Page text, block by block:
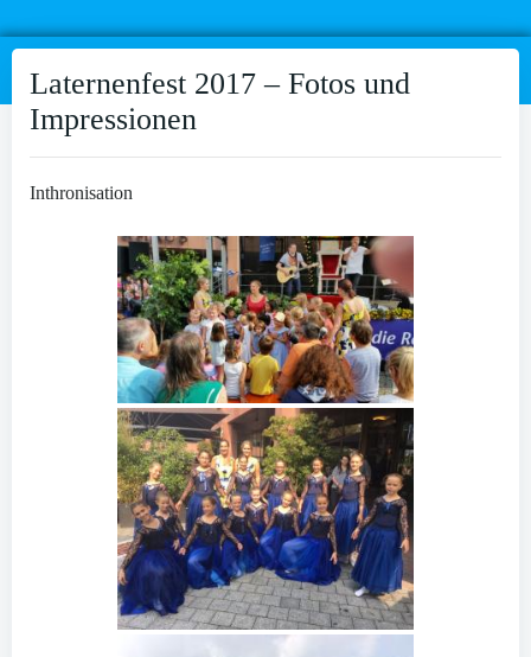
Laternenfest 2017 – Fotos und
Impressionen
Inthronisation